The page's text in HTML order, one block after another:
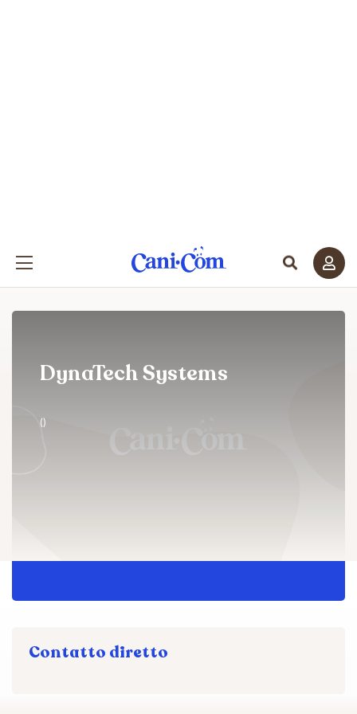
DynaTech Systems
()
Contatto diretto